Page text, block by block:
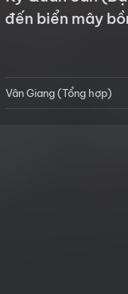
đến biển mây
Vân Giang (Tổng hợp)